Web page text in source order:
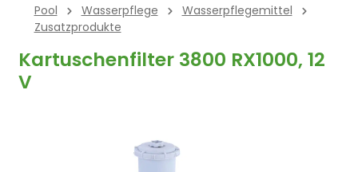
Pool Wasserpflege
Wasserpflegemittel
Zusatzprodukte
Kartuschenfilter 3800 RX1000, 12
V